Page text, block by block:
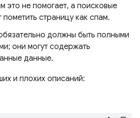
это не помогает, а поисковые
пометить страницу как спам.
должны быть полными
они могут содержать
данные.
и плохих описаний: